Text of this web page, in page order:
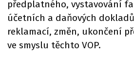
předplatného, vystavování
účetních a daňových
reklamací, změn, ukončení
ve smyslu těchto VOP.